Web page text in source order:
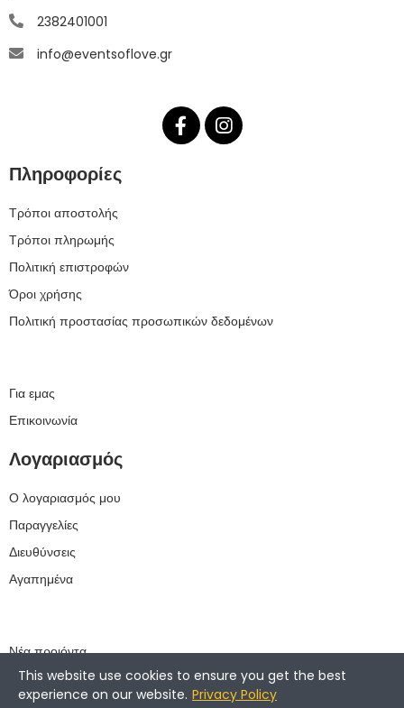
2382401001
info@eventsoflove.gr
Πληροφορίες
Τρόποι αποστολής
Τρόποι πληρωμής
Πολιτική επιστροφών
Όροι χρήσης
Πολιτική προστασίας προσωπικών δεδομένων
Για εμας
Επικοινωνία
Λογαριασμός
Ο λογαριασμός μου
Παραγγελίες
Διευθύνσεις
Αγαπημένα
Νέα προιόντα
Best Sellers
This website use cookies to ensure you get the best
experience on our website. Privacy Policy